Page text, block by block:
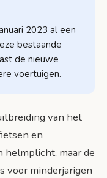
2023 al een
bestaande
de nieuwe
voertuigen.
van het
en
helmplicht, maar de
voor minderjarigen